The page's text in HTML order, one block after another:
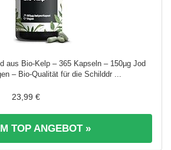
aus Bio-Kelp – 365 Kapseln – 150µg Jod
– Bio-Qualität für die Schilddr ...
23,99 €
TOP ANGEBOT »